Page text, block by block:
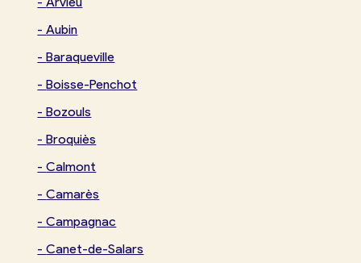
-Aubin
-Baraqueville
-Boisse-Penchot
-Bozouls
-Broquiès
-Calmont
-Camarès
-Campagnac
-Canet-de-Salars